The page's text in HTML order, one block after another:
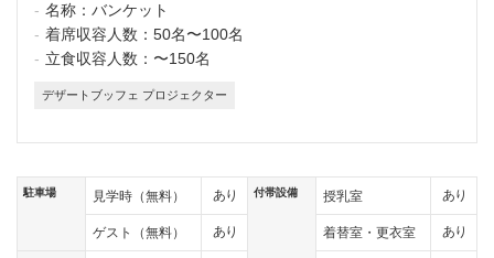
名称： バンケット
着席収容人数： 50名〜100名
立食収容人数： 〜150名
デザートブッフェ プロジェクター
駐車場 見学時（無料） あり
ゲスト（無料） あり
付帯設備 授乳室 あり
着替室・更衣室 あり